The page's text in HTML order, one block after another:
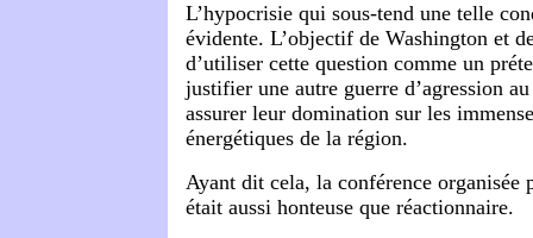
L’hypocrisie qui sous-tend une telle
évidente. L’objectif de Washington et
d’utiliser cette question comme un
justifier une autre guerre d’agression
assurer leur domination sur les
énergétiques de la région.
Ayant dit cela, la conférence organisée
était aussi honteuse que réactionnaire.